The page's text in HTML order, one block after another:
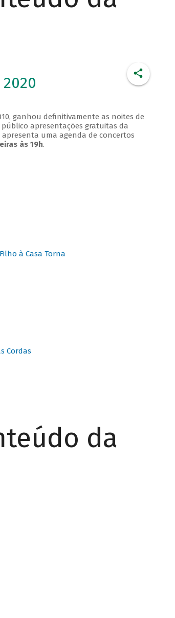
ganhou definitivamente as noites de
apresentações gratuitas da
apresenta uma agenda de concertos
às 19h.
Filho à Casa Torna
Cordas
da